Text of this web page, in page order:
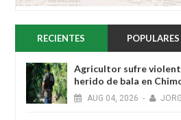
RECIENTES POPULARES
Agricultor sufre
herido de bala en
AUG 04, 2026 -